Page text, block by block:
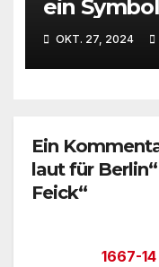
ein
gut – OK,
OKT. 27, 2024
Ein
laut für
Feick“
1667-